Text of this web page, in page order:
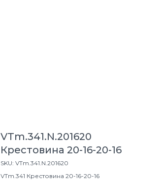
VTm.341.N.201620
Крестовина 20-16-20-16
SKU: VTm.341.N.201620
VTm.341 Крестовина 20-16-20-16